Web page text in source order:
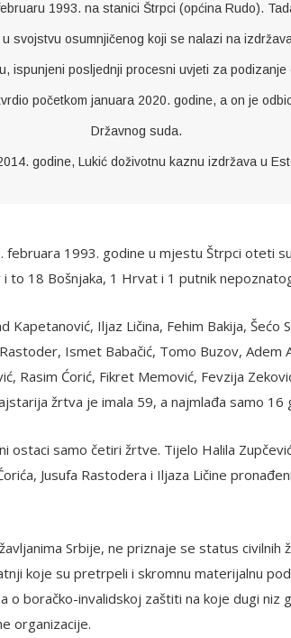
1993. na stanici Štrpci (općina Rudo).
svojstvu osumnjičenog koji se nalazi na
ispunjeni posljednji procesni uvjeti za podizanje
početkom januara 2020. godine, a on je
Državnog suda.
godine, Lukić doživotnu kaznu izdržava u
1993. godine u mjestu Štrpci oteti
to 18 Bošnjaka, 1 Hrvat i 1 putnik
Kapetanović, Iljaz Ličina, Fehim Bakija, Šećo
Ismet Babačić, Tomo Buzov, Adem
Rasim Ćorić, Fikret Memović, Fevzija
žrtva je imala 59, a najmlađa samo 16
ostaci samo četiri žrtve. Tijelo Halila
Jusufa Rastodera i Iljaza Ličine
Srbije, ne priznaje se status civilnih
koje su pretrpeli i skromnu materijalnu
o boračko-invalidskoj zaštiti na koje dugi niz
organizacije.